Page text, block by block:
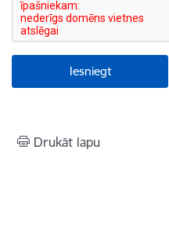
Drukāt lapu